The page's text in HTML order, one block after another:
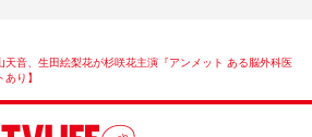
天音、生田絵梨花が杉咲花主演『アンメット ある脳外科医
り】